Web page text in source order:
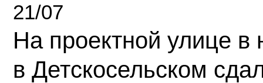
21/07
На проектной улице
в Детскосельском